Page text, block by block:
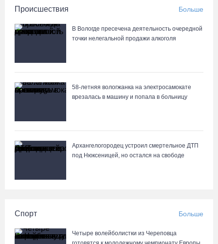
Происшествия Больше
В Вологде пресечена деятельность очередной
точки нелегальной продажи алкоголя
58-летняя вологжанка на электросамокате
врезалась в машину и попала в больницу
Архангелогородец устроил смертельное ДТП
под Нюксеницей, но остался на свободе
Спорт Больше
Четыре волейболистки из Череповца